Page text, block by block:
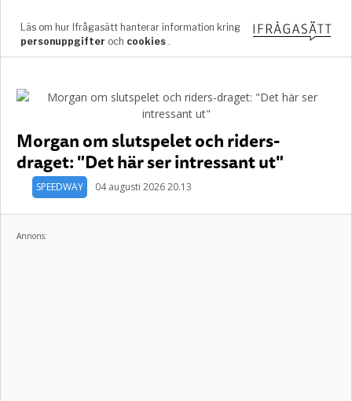
Morgan om slutspelet och riders-
draget: "Det här ser intressant ut"
SPEEDWAY 04 augusti 2026 20.13
Annons: